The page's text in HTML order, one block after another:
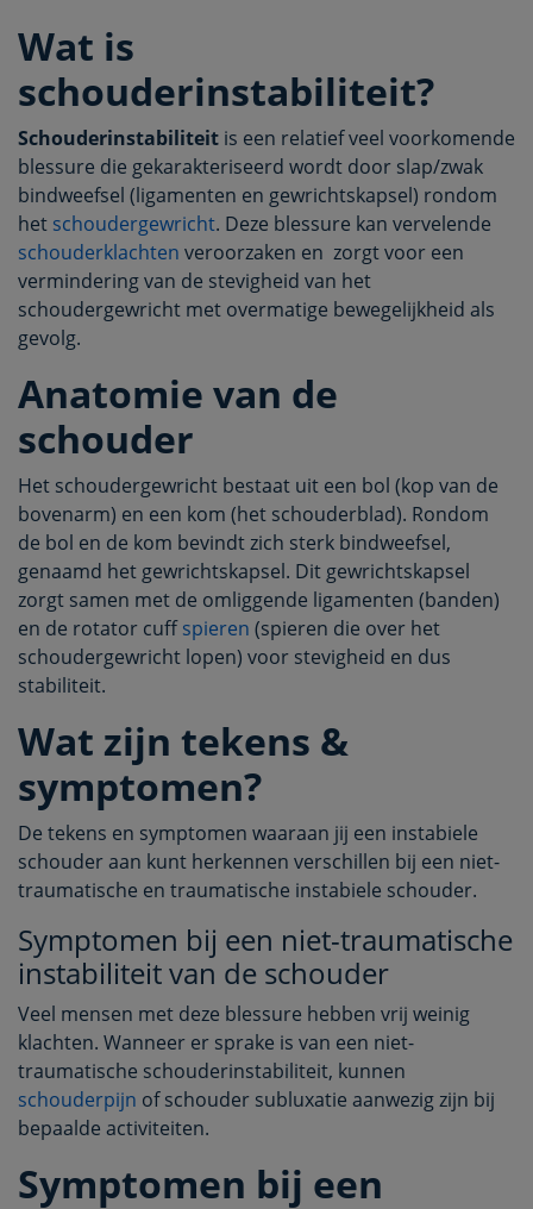
Wat is
schouderinstabiliteit?
Schouderinstabiliteit is een relatief veel voorkomende
blessure die gekarakteriseerd wordt door slap/zwak
bindweefsel (ligamenten en gewrichtskapsel) rondom
het schoudergewricht. Deze blessure kan vervelende
schouderklachten veroorzaken en zorgt voor een
vermindering van de stevigheid van het
schoudergewricht met overmatige bewegelijkheid als
gevolg.
Anatomie van de
schouder
Het schoudergewricht bestaat uit een bol (kop van de
bovenarm) en een kom (het schouderblad). Rondom
de bol en de kom bevindt zich sterk bindweefsel,
genaamd het gewrichtskapsel. Dit gewrichtskapsel
zorgt samen met de omliggende ligamenten (banden)
en de rotator cuffspieren (spieren die over het
schoudergewricht lopen) voor stevigheid en dus
stabiliteit.
Wat zijn tekens &
symptomen?
De tekens en symptomen waaraan jij een instabiele
schouder aan kunt herkennen verschillen bij een niet-
traumatische en traumatische instabiele schouder.
Symptomen bij een niet-traumatische
instabiliteit van de schouder
Veel mensen met deze blessure hebben vrij weinig
klachten. Wanneer er sprake is van een niet-
traumatische schouderinstabiliteit, kunnen
schouderpijn of schouder subluxatie aanwezig zijn bij
bepaalde activiteiten.
Symptomen bij een